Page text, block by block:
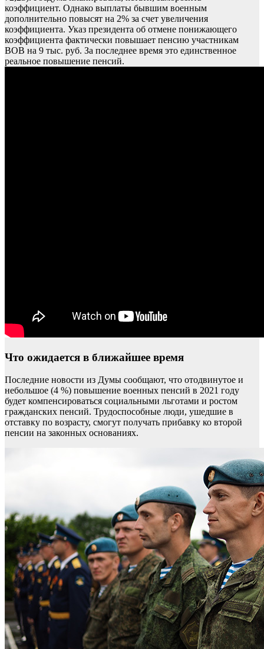
коэффициент. Однако выплаты бывшим военным
дополнительно повысят на 2% за счет увеличения
коэффициента. Указ президента об отмене понижающего
коэффициента фактически повышает пенсию участникам
ВОВ на 9 тыс. руб. За последнее время это единственное
реальное повышение пенсий.
Что ожидается в ближайшее время
Последние новости из Думы сообщают, что отодвинутое и
небольшое (4 %) повышение военных пенсий в 2021 году
будет компенсироваться социальными льготами и ростом
гражданских пенсий. Трудоспособные люди, ушедшие в
отставку по возрасту, смогут получать прибавку ко второй
пенсии на законных основаниях.